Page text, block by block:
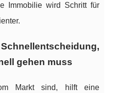
Immobilie wird Schritt für
gehen muss
Markt sind, hilft eine